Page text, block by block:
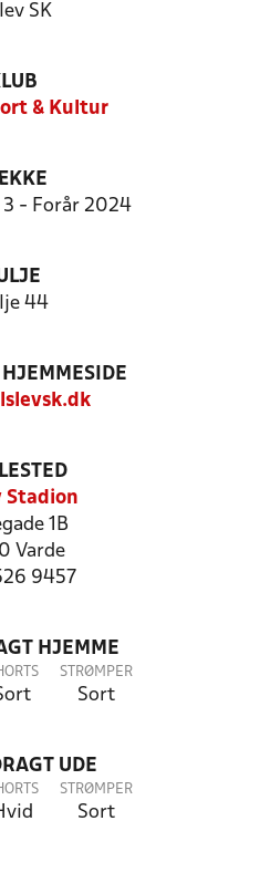
SK
& Kultur
3 - Forår 2024
44
Stadion
1B
Varde
9457
HJEMME
STRØMPER
Sort
UDE
STRØMPER
Sort